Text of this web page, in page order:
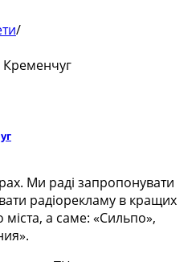
/
Кременчуг
Ми раді запропонувати
радіорекламу в кращих
а саме: «Сильпо»,